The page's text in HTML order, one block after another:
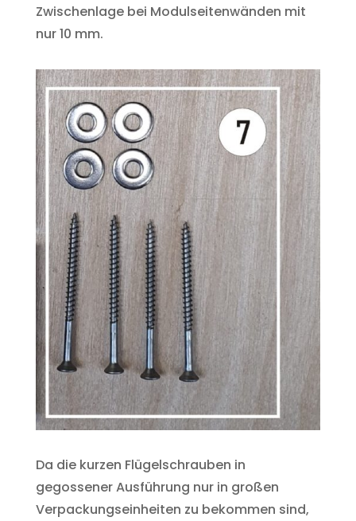
Zwischenlage bei Modulseitenwänden mit
nur 10 mm.
Da die kurzen Flügelschrauben in
gegossener Ausführung nur in großen
Verpackungseinheiten zu bekommen sind,